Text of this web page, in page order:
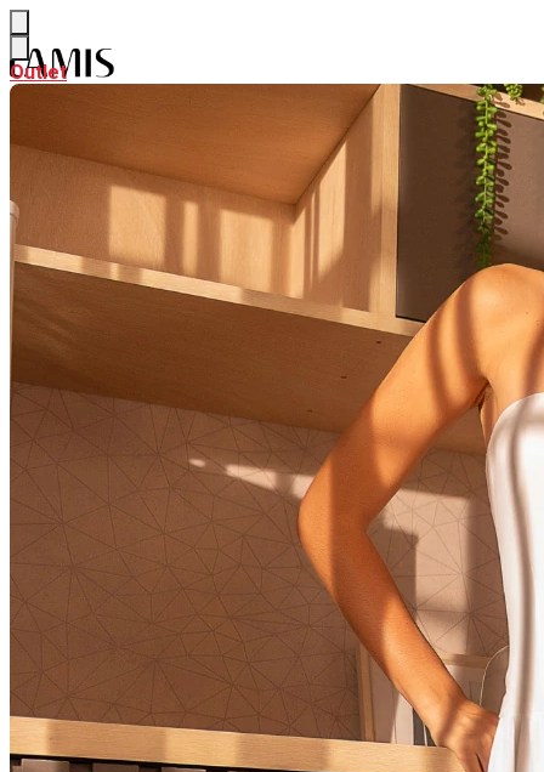
Outlet
Ver NEW
ALFAIATARIA
CURADORIA DE VERÃO
Ver PARTE DE CIMA
BODY & BLUSAS
CAMISAS & BATAS
CALÇAS & SHORTS
SAIAS
SAIAS CURTAS
SAIAS MIDI
SAIAS LONGAS
LOOK INTEIRO
Ver LOOK INTEIRO
CONJUNTOS
MACACÃO
VESTIDOS
VESTIDOS LONGOS
VESTIDOS MIDI & MÉDIOS
SOBREPOSIÇÃO
Ver SOBREPOSIÇÃO
BLAZER & SPENCER
CARDIGANS & SUÉTER